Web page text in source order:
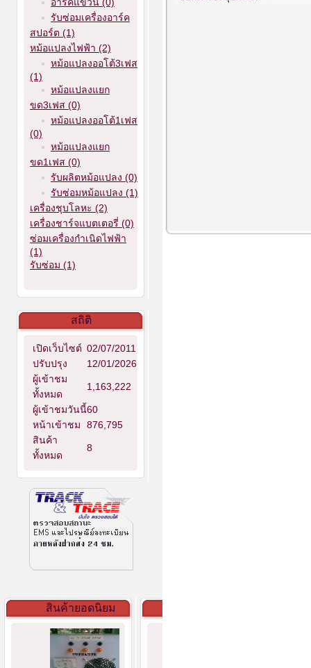
รับซ่อมเครื่องอาร์ค
สปอร์ต (1)
หม้อแปลงไฟฟ้า (2)
หม้อแปลงออโต้3เฟส
(1)
หม้อแปลงแยก
ขด3เฟส (0)
หม้อแปลงออโต้1เฟส
(0)
หม้อแปลงแยก
ขด1เฟส (0)
รับผลิตหม้อแปลง (0)
รับซ่อมหม้อแปลง (1)
เครื่องชุบโลหะ (2)
เครื่องชาร์จแบตเตอรี่ (0)
ซ่อมเครื่องกำเนิดไฟฟ้า
(1)
รับซ่อม (1)
สถิติ
เปิดเว็บไซต์ 02/07/2011
ปรับปรุง
12/01/2026
ผู้เข้าชม
ทั้งหมด
1,163,222
ผู้เข้าชมวันนี้60
หน้าเข้าชม
876,795
สินค้า
ทั้งหมด
8
สินค้ายอดนิยม